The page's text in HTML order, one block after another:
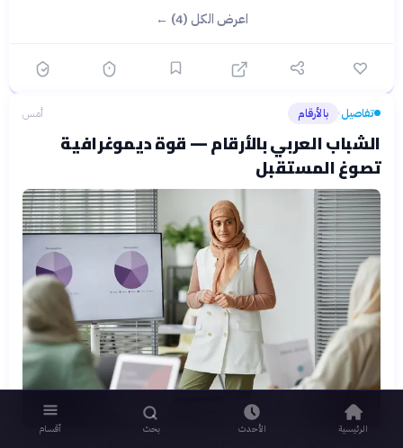
اعرض الكل (4) ←
تفاصيل› بالأرقام أمس
الشباب العربي بالأرقام — قوة ديموغرافية
تصوغ المستقبل
الرئيسية الأحدث بحث أقسام